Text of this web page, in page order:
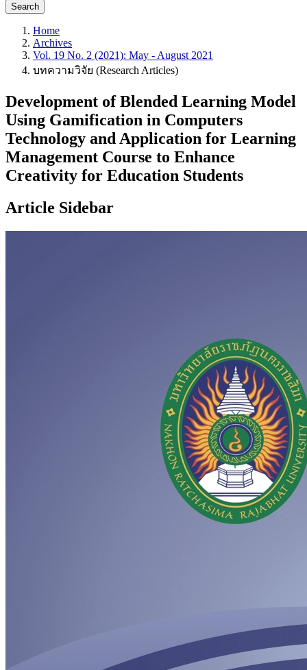
Search
Home
Archives
Vol. 19 No. 2 (2021): May - August 2021
บทความวิจัย (Research Articles)
Development of Blended Learning Model
Using Gamification in Computers
Technology and Application for Learning
Management Course to Enhance
Creativity for Education Students
Article Sidebar